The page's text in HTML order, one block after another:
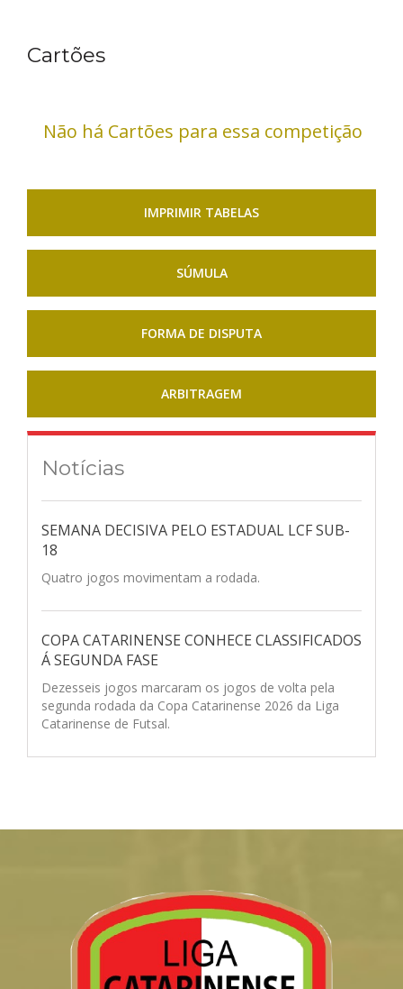
Cartões
Não há Cartões para essa competição
IMPRIMIR TABELAS
SÚMULA
FORMA DE DISPUTA
ARBITRAGEM
Notícias
SEMANA DECISIVA PELO ESTADUAL LCF SUB-
18
Quatro jogos movimentam a rodada.
COPA CATARINENSE CONHECE CLASSIFICADOS
Á SEGUNDA FASE
Dezesseis jogos marcaram os jogos de volta pela
segunda rodada da Copa Catarinense 2026 da Liga
Catarinense de Futsal.